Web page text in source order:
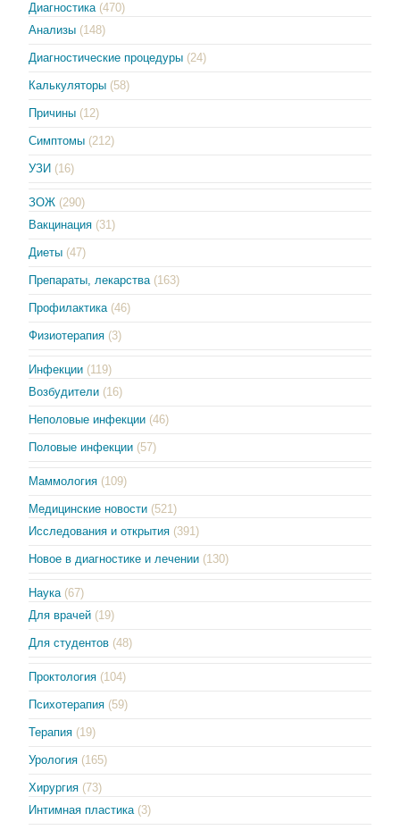
Диагностика (470)
Анализы (148)
Диагностические процедуры (24)
Калькуляторы (58)
Причины (12)
Симптомы (212)
УЗИ (16)
ЗОЖ (290)
Вакцинация (31)
Диеты (47)
Препараты, лекарства (163)
Профилактика (46)
Физиотерапия (3)
Инфекции (119)
Возбудители (16)
Неполовые инфекции (46)
Половые инфекции (57)
Маммология (109)
Медицинские новости (521)
Исследования и открытия (391)
Новое в диагностике и лечении (130)
Наука (67)
Для врачей (19)
Для студентов (48)
Проктология (104)
Психотерапия (59)
Терапия (19)
Урология (165)
Хирургия (73)
Интимная пластика (3)